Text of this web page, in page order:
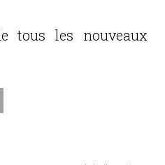
tous les nouveaux